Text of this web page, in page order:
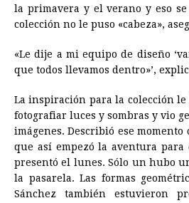
la primavera y el verano y eso se
colección no le puso «cabeza»,
«Le dije a mi equipo de diseño
que todos llevamos dentro»’,
La inspiración para la colección le
fotografiar luces y sombras y vio
imágenes. Describió ese momento
que así empezó la aventura para
presentó el lunes. Sólo un hubo
la pasarela. Las formas
Sánchez también estuvieron